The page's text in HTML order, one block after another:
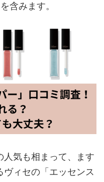
含みます。
人気も相まって、ます
ヴィセの「エッセンス